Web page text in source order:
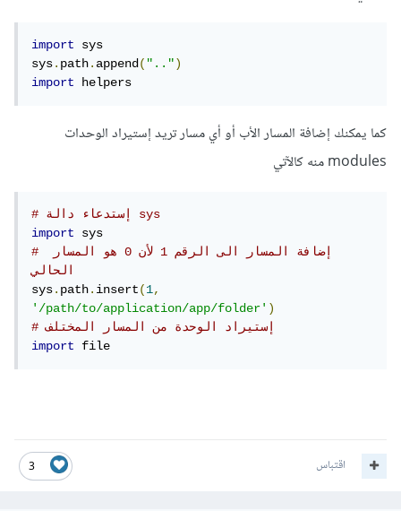
import
sys
sys.path.append("..")
import
helpers
كما يمكنك إضافة المسار الأب أو أي مسار تريد إستيراد الوحدات
modules منه كالآتي
# إستدعاء دالة sys
import
# إضافة المسار الى الرقم 1 لأن 0 هو المسار
الحالي
sys.path.insert(1,
'/path/to/application/app/folder')
# إستيراد الوحدة من المسار المختلف
import
file
3 اقتباس